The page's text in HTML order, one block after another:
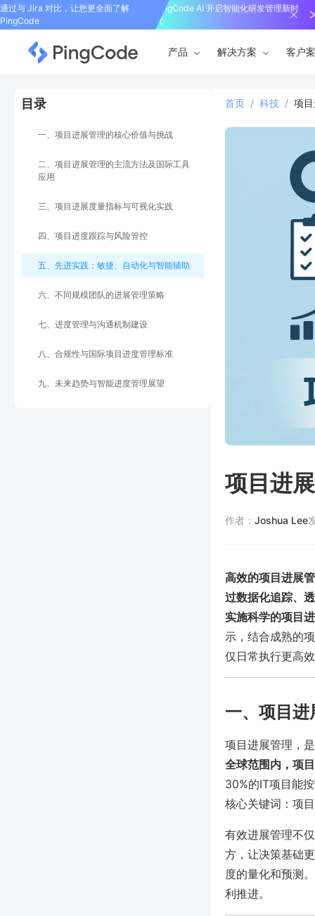
通过与 Jira 对比，让您更全面了解
PingCode
PingCode AI 开启智能化研发管理新时
代
产品 解决方案 客户
目录
一、项目进展管理的核心价值与挑战
二、项目进展管理的主流方法及国际工具
应用
三、项目进展度量指标与可视化实践
四、项目进度跟踪与风险管控
五、先进实践：敏捷、自动化与智能辅助
六、不同规模团队的进展管理策略
七、进度管理与沟通机制建设
八、合规性与国际项目进度管理标准
九、未来趋势与智能进度管理展望
首页 / 科技 / 项
项目进
作者： Joshua Lee
高效的项目进展
过数据化追踪、
实施科学的项目
示，结合成熟的
仅日常执行更高
一、项目
项目进展管理，
全球范围内，项
30%的IT项目能
核心关键词：项
有效进展管理不
方，让决策基础
度的量化和预测
利推进。